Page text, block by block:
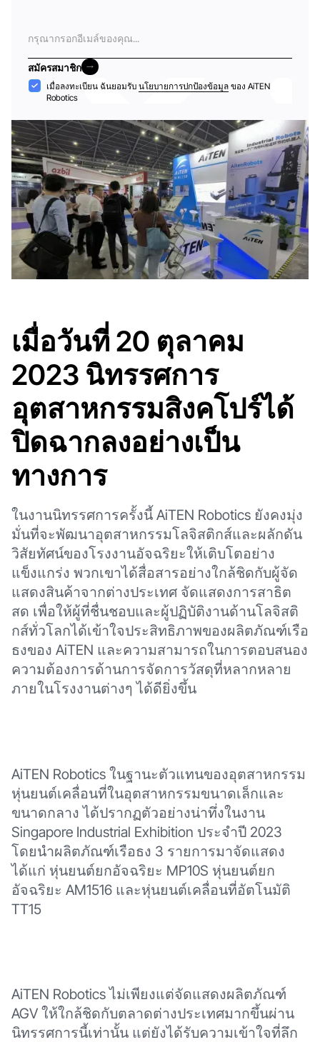
สมัครสมาชิก
สมัครสมาชิก
การ
ยอมรับ
เมื่อลงทะเบียน ฉันยอมรับ นโยบายการปกป้องข้อมูลของ AiTEN
Robotics
เมื่อวันที่ 20 ตุลาคม
2023 นิทรรศการ
อุตสาหกรรมสิงคโปร์ได้
ปิดฉากลงอย่างเป็น
ทางการ
ในงานนิทรรศการครั้งนี้ AiTEN Robotics ยังคงมุ่ง
มั่นที่จะพัฒนาอุตสาหกรรมโลจิสติกส์และผลักดัน
วิสัยทัศน์ของโรงงานอัจฉริยะให้เติบโตอย่าง
แข็งแกร่ง พวกเขาได้สื่อสารอย่างใกล้ชิดกับผู้จัด
แสดงสินค้าจากต่างประเทศ จัดแสดงการสาธิต
สด เพื่อให้ผู้ที่ชื่นชอบและผู้ปฏิบัติงานด้านโลจิสติ
กส์ทั่วโลกได้เข้าใจประสิทธิภาพของผลิตภัณฑ์เรือ
ธงของ AiTEN และความสามารถในการตอบสนอง
ความต้องการด้านการจัดการวัสดุที่หลากหลาย
ภายในโรงงานต่างๆ ได้ดียิ่งขึ้น
AiTEN Robotics ในฐานะตัวแทนของอุตสาหกรรม
หุ่นยนต์เคลื่อนที่ในอุตสาหกรรมขนาดเล็กและ
ขนาดกลาง ได้ปรากฏตัวอย่างน่าทึ่งในงาน
Singapore Industrial Exhibition ประจำปี 2023
โดยนำผลิตภัณฑ์เรือธง 3 รายการมาจัดแสดง
ได้แก่ หุ่นยนต์ยกอัจฉริยะ MP10S หุ่นยนต์ยก
อัจฉริยะ AM1516 และหุ่นยนต์เคลื่อนที่อัตโนมัติ
TT15
AiTEN Robotics ไม่เพียงแต่จัดแสดงผลิตภัณฑ์
AGV ให้ใกล้ชิดกับตลาดต่างประเทศมากขึ้นผ่าน
นิทรรศการนี้เท่านั้น แต่ยังได้รับความเข้าใจที่ลึก